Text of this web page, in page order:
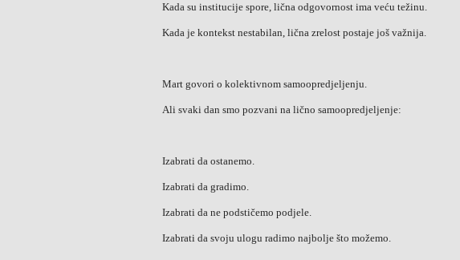
Kada su institucije spore, lična odgovornost ima veću težinu.
Kada je kontekst nestabilan, lična zrelost postaje još važnija.
Mart govori o kolektivnom samoopredjeljenju.
Ali svaki dan smo pozvani na lično samoopredjeljenje:
Izabrati da ostanemo.
Izabrati da gradimo.
Izabrati da ne podstičemo podjele.
Izabrati da svoju ulogu radimo najbolje što možemo.